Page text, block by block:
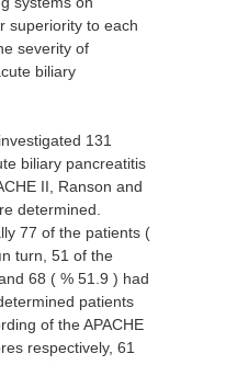
superiority to each
severity of
biliary
131
biliary pancreatitis
II, Ranson and
determined.
77 of the patients (
turn, 51 of the
68 ( % 51.9 ) had
patients
of the APACHE
respectively, 61